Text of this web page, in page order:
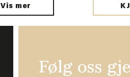
Vis mer
Følg oss